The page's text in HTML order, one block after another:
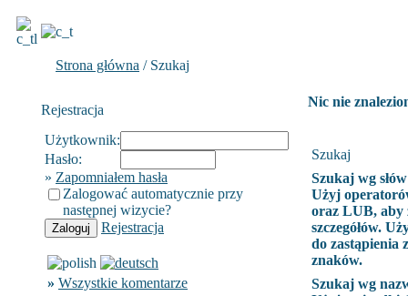
Strona główna / Szukaj
Rejestracja
Użytkownik:
Hasło:
» Zapomniałem hasła
Zalogować automatycznie przy
następnej wizycie?
Rejestracja
» Wszystkie komentarze
Nic nie
Szukaj
Szukaj wg
Użyj
oraz LUB, aby
szczegółów.
do zastąpienia
znaków.
Szukaj wg